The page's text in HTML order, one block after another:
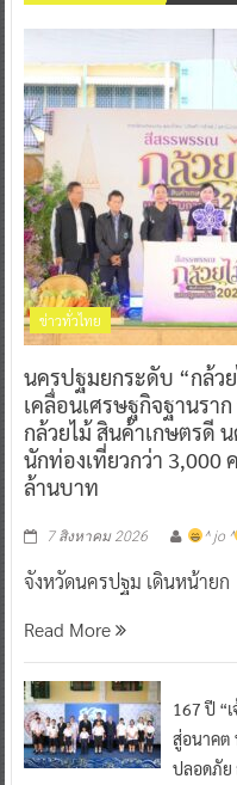
ข่าวทั่วไทย
นครปฐมยกระดับ “กล้ว
เคลื่อนเศรษฐกิจฐานรา
กล้วยไม้ สินค้าเกษตรดี
นักท่องเที่ยวกว่า 3,000
ล้านบาท
7 สิงหาคม 2026 ^ jo ^
จังหวัดนครปฐม เดินหน้ายก
Read More
167 ปี “
สู่อนาคต
ปลอดภัย